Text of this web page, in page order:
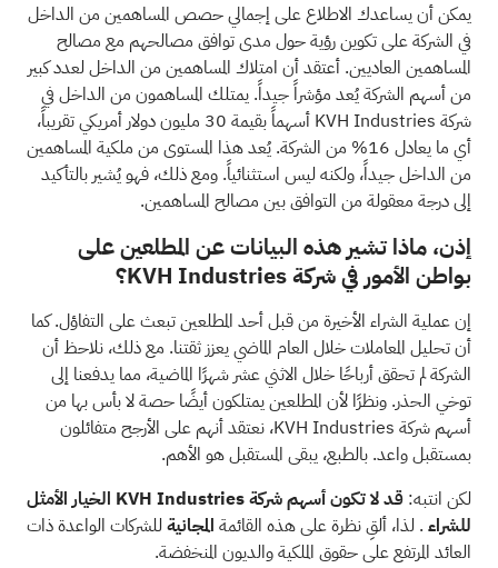
يمكن أن يساعدك الاطلاع على إجمالي حصص المساهمين من الداخل
في الشركة على تكوين رؤية حول مدى توافق مصالحهم مع مصالح
المساهمين العاديين. أعتقد أن امتلاك المساهمين من الداخل لعدد كبير
من أسهم الشركة يُعد مؤشراً جيداً. يمتلك المساهمون من الداخل في
شركة KVH Industries أسهماً بقيمة 30 مليون دولار أمريكي تقريباً،
أي ما يعادل 16% من الشركة. يُعد هذا المستوى من ملكية المساهمين
من الداخل جيداً، ولكنه ليس استثنائياً. ومع ذلك، فهو يُشير بالتأكيد
إلى درجة معقولة من التوافق بين مصالح المساهمين.
إذن، ماذا تشير هذه البيانات عن المطلعين على
بواطن الأمور في شركة KVH Industries؟
إن عملية الشراء الأخيرة من قبل أحد المطلعين تبعث على التفاؤل. كما
أن تحليل المعاملات خلال العام الماضي يعزز ثقتنا. مع ذلك، نلاحظ أن
الشركة لم تحقق أرباحًا خلال الاثني عشر شهرًا الماضية، مما يدفعنا إلى
توخي الحذر. ونظرًا لأن المطلعين يمتلكون أيضًا حصة لا بأس بها من
أسهم شركة KVH Industries، نعتقد أنهم على الأرجح متفائلون
بمستقبل واعد. بالطبع، يبقى المستقبل هو الأهم.
لكن انتبه:
قد لا تكون أسهم شركة KVH Industries الخيار الأمثل
للشراء. لذا، ألقِ نظرة على هذه القائمة المجانيةللشركات الواعدة ذات
العائد المرتفع على حقوق الملكية والديون المنخفضة.